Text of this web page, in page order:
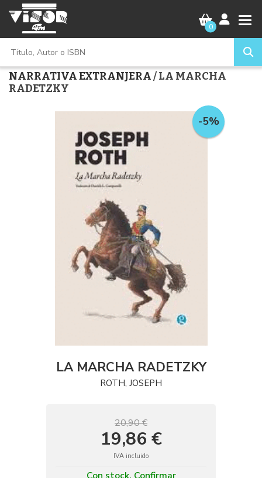
0
NARRATIVA EXTRANJERA/ LA MARCHA
RADETZKY
-5%
LA MARCHA RADETZKY
ROTH, JOSEPH
20,90 €
19,86 €
IVA incluido